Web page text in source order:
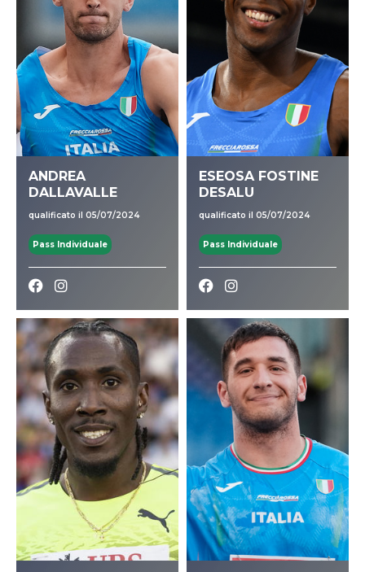
ANDREA
DALLAVALLE
qualificato il 05/07/2024
Pass Individuale
ESEOSA FOSTINE
DESALU
qualificato il 05/07/2024
Pass Individuale